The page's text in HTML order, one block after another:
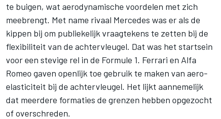
te buigen, wat aerodynamische voordelen met zich
meebrengt. Met name rivaal Mercedes was er als de
kippen bij om publiekelijk vraagtekens te zetten bij de
flexibiliteit van de achtervleugel. Dat was het startsein
voor een stevige rel in de Formule 1. Ferrari en Alfa
Romeo gaven openlijk toe gebruik te maken van aero-
elasticiteit bij de achtervleugel. Het lijkt aannemelijk
dat meerdere formaties de grenzen hebben opgezocht
of overschreden.